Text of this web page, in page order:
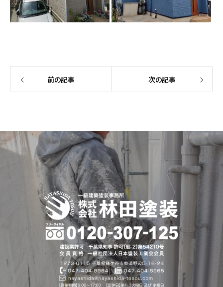
前の記事 次の記事